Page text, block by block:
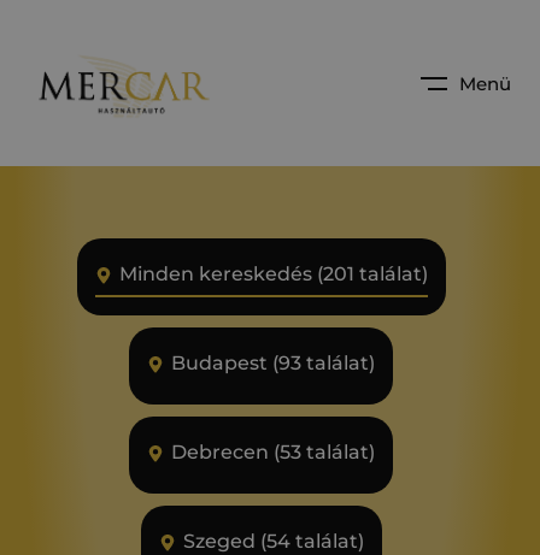
Menü
Minden kereskedés (201 találat)
Budapest (93 találat)
Debrecen (53 találat)
Szeged (54 találat)